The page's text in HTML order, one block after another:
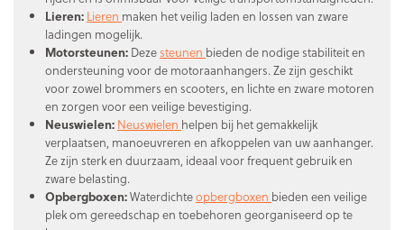
Lieren: Lieren maken het veilig laden en lossen van zware
ladingen mogelijk.
Motorsteunen: Deze steunen bieden de nodige stabiliteit en
ondersteuning voor de motoraanhangers. Ze zijn geschikt
voor zowel brommers en scooters, en lichte en zware motoren
en zorgen voor een veilige bevestiging.
Neuswielen: Neuswielen helpen bij het gemakkelijk
verplaatsen, manoeuvreren en afkoppelen van uw aanhanger.
Ze zijn sterk en duurzaam, ideaal voor frequent gebruik en
zware belasting.
Opbergboxen:Waterdichteopbergboxen bieden een veilige
plek om gereedschap en toebehoren georganiseerd op te